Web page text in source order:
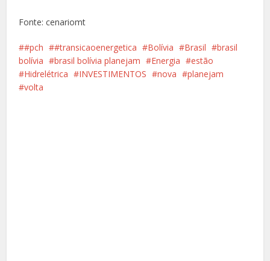
Fonte: cenariomt
#pch #transicaoenergetica Bolívia Brasil
brasil
bolívia
brasil bolívia planejam Energia
estão
Hidrelétrica
INVESTIMENTOS nova
planejam
volta